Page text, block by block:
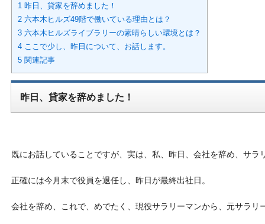
1 昨日、貸家を辞めました！
2 六本木ヒルズ49階で働いている理由とは？
3 六本木ヒルズライブラリーの素晴らしい環境とは？
4 ここで少し、昨日について、お話します。
5 関連記事
昨日、貸家を辞めました！
既にお話していることですが、実は、私、昨日、会社を辞め、サラ
正確には今月末で役員を退任し、昨日が最終出社日。
会社を辞め、これで、めでたく、現役サラリーマンから、元サラリ